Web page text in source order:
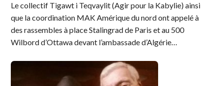
Le collectif Tigawt i Teqvaylit (Agir pour la Kabylie) ainsi
que la coordination MAK Amérique du nord ont appelé à
des rassembles à place Stalingrad de Paris et au 500
Wilbord d’Ottawa devant l’ambassade d’Algérie…